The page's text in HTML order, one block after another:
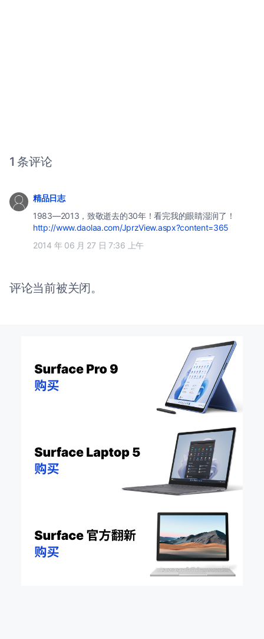
1 条评论
精品日志
1983—2013，致敬逝去的30年！看完我的眼睛湿润了！
http://www.daolaa.com/JprzView.aspx?content=365
2014 年 06 月 27 日 7:36 上午
评论当前被关闭。